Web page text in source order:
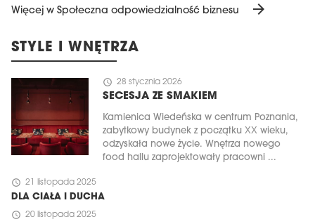
Więcej w Społeczna odpowiedzialność biznesu arrow_forward
STYLE I WNĘTRZA
schedule 28 stycznia 2026
SECESJA ZE SMAKIEM
Kamienica Wiedeńska w centrum Poznania,
zabytkowy budynek z początku XX wieku,
odzyskała nowe życie. Wnętrza nowego
food hallu zaprojektowały pracowni ...
schedule 21 listopada 2025
DLA CIAŁA I DUCHA
schedule 20 listopada 2025